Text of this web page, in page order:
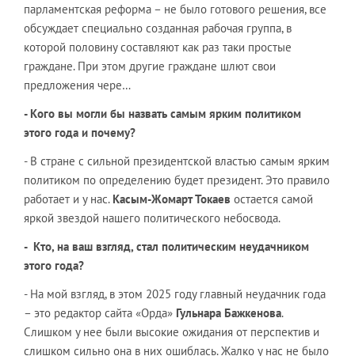
парламентская реформа – не было готового решения, все
обсуждает специально созданная рабочая группа, в
которой половину составляют как раз таки простые
граждане. При этом другие граждане шлют свои
предложения чере…
- Кого вы могли бы назвать самым ярким политиком
этого года и почему?
- В стране с сильной президентской властью самым ярким
политиком по определению будет президент. Это правило
работает и у нас. Касым-Жомарт Токаев остается самой
яркой звездой нашего политического небосвода.
- Кто, на ваш взгляд, стал политическим неудачником
этого года?
- На мой взгляд, в этом 2025 году главный неудачник года
– это редактор сайта «Орда» Гульнара Бажкенова.
Слишком у нее были высокие ожидания от перспектив и
слишком сильно она в них ошиблась. Жалко у нас не было